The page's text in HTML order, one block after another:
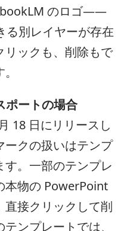
のロゴ——
る別レイヤーが存在
リックも、削除もで
ポートの場合
18 日にリリースし
ークの扱いはテンプ
す。一部のテンプレ
本物の PowerPoint
直接クリックして削
ンプレートでは、